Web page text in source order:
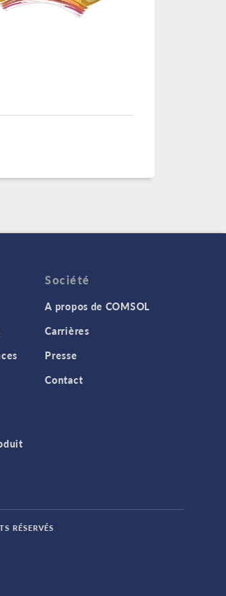
Société
A propos de COMSOL
Carrières
Presse
Contact
RÉSERVÉS